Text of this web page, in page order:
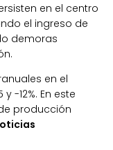
en el centro
el ingreso de
demoras
en el
-12%. En este
producción